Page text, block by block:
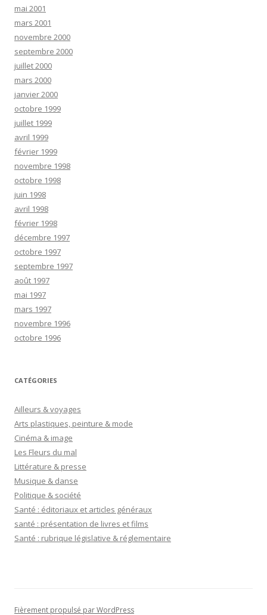
mai 2001
mars 2001
novembre 2000
septembre 2000
juillet 2000
mars 2000
janvier 2000
octobre 1999
juillet 1999
avril 1999
février 1999
novembre 1998
octobre 1998
juin 1998
avril 1998
février 1998
décembre 1997
octobre 1997
septembre 1997
août 1997
mai 1997
mars 1997
novembre 1996
octobre 1996
CATÉGORIES
Ailleurs & voyages
Arts plastiques, peinture & mode
Cinéma & image
Les Fleurs du mal
Littérature & presse
Musique & danse
Politique & société
Santé : éditoriaux et articles généraux
santé : présentation de livres et films
Santé : rubrique législative & réglementaire
Fièrement propulsé par WordPress